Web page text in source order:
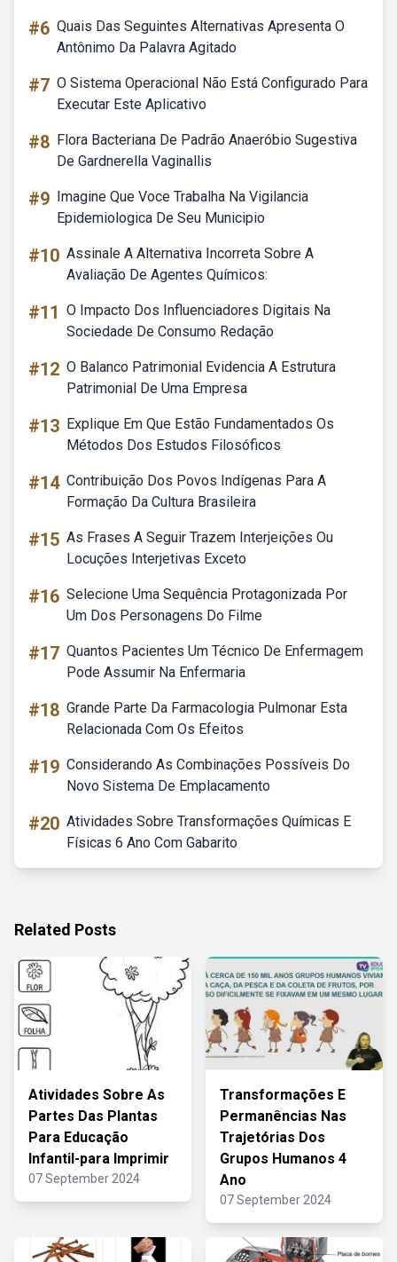
#6 Quais Das Seguintes Alternativas Apresenta O
Antônimo Da Palavra Agitado
#7 O Sistema Operacional Não Está Configurado Para
Executar Este Aplicativo
#8 Flora Bacteriana De Padrão Anaeróbio Sugestiva
De Gardnerella Vaginallis
#9 Imagine Que Voce Trabalha Na Vigilancia
Epidemiologica De Seu Municipio
#10 Assinale A Alternativa Incorreta Sobre A
Avaliação De Agentes Químicos:
#11 O Impacto Dos Influenciadores Digitais Na
Sociedade De Consumo Redação
#12 O Balanco Patrimonial Evidencia A Estrutura
Patrimonial De Uma Empresa
#13 Explique Em Que Estão Fundamentados Os
Métodos Dos Estudos Filosóficos
#14 Contribuição Dos Povos Indígenas Para A
Formação Da Cultura Brasileira
#15 As Frases A Seguir Trazem Interjeições Ou
Locuções Interjetivas Exceto
#16 Selecione Uma Sequência Protagonizada Por
Um Dos Personagens Do Filme
#17 Quantos Pacientes Um Técnico De Enfermagem
Pode Assumir Na Enfermaria
#18 Grande Parte Da Farmacologia Pulmonar Esta
Relacionada Com Os Efeitos
#19 Considerando As Combinações Possíveis Do
Novo Sistema De Emplacamento
#20 Atividades Sobre Transformações Químicas E
Físicas 6 Ano Com Gabarito
Related Posts
Atividades Sobre As
Partes Das Plantas
Para Educação
Infantil-para Imprimir
07 September 2024
Transformações E
Permanências Nas
Trajetórias Dos
Grupos Humanos 4
Ano
07 September 2024